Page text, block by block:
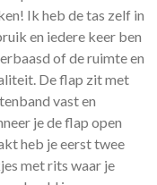
Ik heb de tas zelf in
en iedere keer ben
of de ruimte en
De flap zit met
vast en
je de flap open
heb je eerst twee
met rits waar je